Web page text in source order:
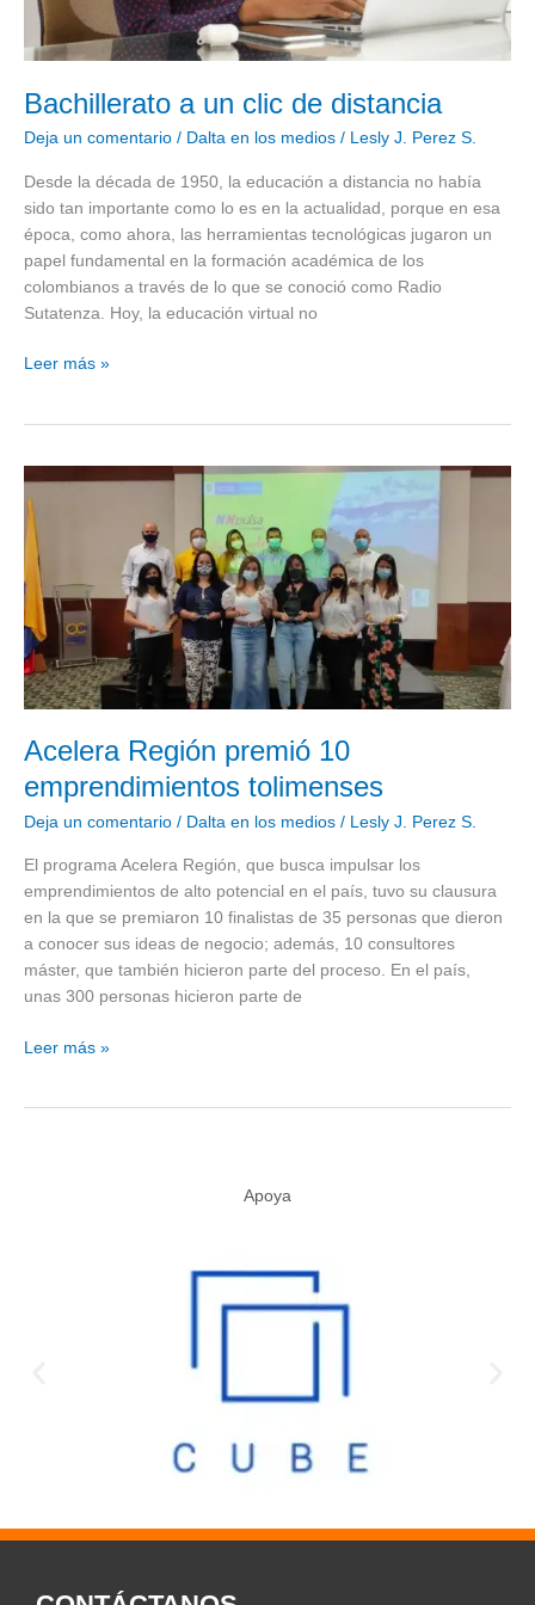
Bachillerato a un clic de distancia
Deja un comentario / Dalta en los medios / Lesly J. Perez S.
Desde la década de 1950, la educación a distancia no había
sido tan importante como lo es en la actualidad, porque en esa
época, como ahora, las herramientas tecnológicas jugaron un
papel fundamental en la formación académica de los
colombianos a través de lo que se conoció como Radio
Sutatenza. Hoy, la educación virtual no
Leer más »
Acelera Región premió 10
emprendimientos tolimenses
Deja un comentario / Dalta en los medios / Lesly J. Perez S.
El programa Acelera Región, que busca impulsar los
emprendimientos de alto potencial en el país, tuvo su clausura
en la que se premiaron 10 finalistas de 35 personas que dieron
a conocer sus ideas de negocio; además, 10 consultores
máster, que también hicieron parte del proceso. En el país,
unas 300 personas hicieron parte de
Región
premió
10
emprendimientos
tolimenses
Leer más »
Apoya